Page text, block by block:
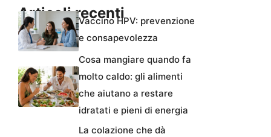
Articoli recentiVaccino HPV: prevenzione
e consapevolezza
Cosa mangiare quando fa
molto caldo: gli alimenti
che aiutano a restare
idratati e pieni di energia
La colazione che dà